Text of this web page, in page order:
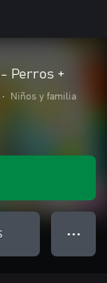
Perros +
• Niños y familia
● ● ●